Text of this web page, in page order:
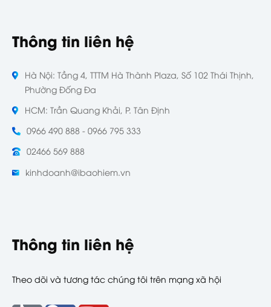
Thông tin liên hệ
Hà Nội: Tầng 4, TTTM Hà Thành Plaza, Số 102 Thái Thịnh,
Phường Đống Đa
HCM: Trần Quang Khải, P. Tân Định
0966 490 888 - 0966 795 333
02466 569 888
kinhdoanh@ibaohiem.vn
Thông tin liên hệ
Theo dõi và tương tác chúng tôi trên mạng xã hội